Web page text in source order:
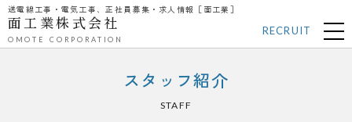
送電線工事・電気工事、正社員募集・求人情報［面工業］
面工業株式会社
OMOTE CORPORATION
RECRUIT
スタッフ紹介
STAFF